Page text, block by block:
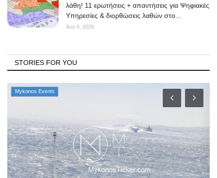
λάθη! 11 ερωτήσεις + απαντήσεις για Ψηφιακές
Υπηρεσίες & διορθώσεις λαθών στο...
Αυγ 6, 2026
STORIES FOR YOU
Mykonos Events